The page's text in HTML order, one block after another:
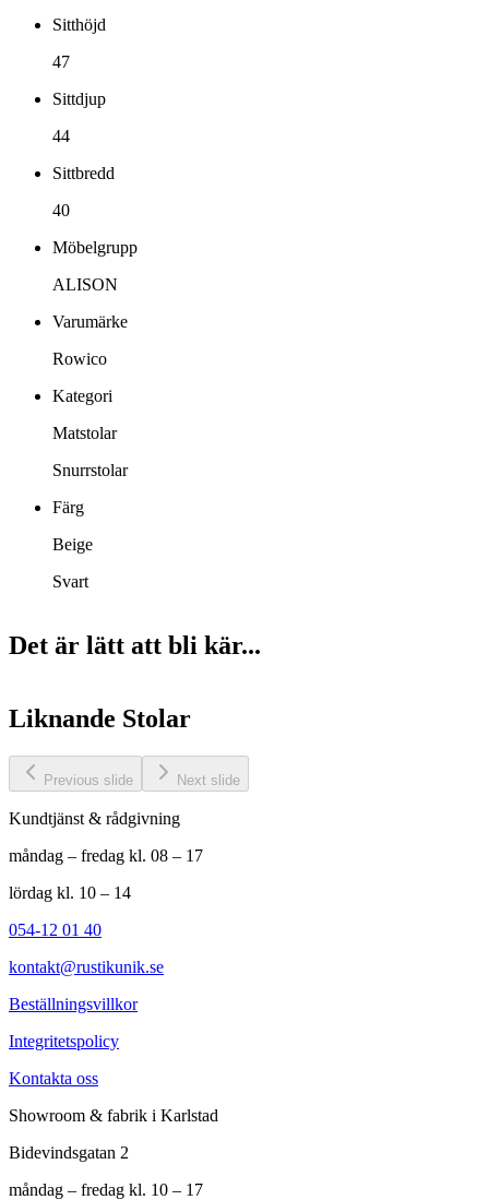
Sitthöjd
47
Sittdjup
44
Sittbredd
40
Möbelgrupp
ALISON
Varumärke
Rowico
Kategori
Matstolar
Snurrstolar
Färg
Beige
Svart
Det är lätt att bli kär...
Liknande Stolar
Previous slide Next slide
Kundtjänst & rådgivning
måndag – fredag kl. 08 – 17
lördag kl. 10 – 14
054-12 01 40
kontakt@rustikunik.se
Beställningsvillkor
Integritetspolicy
Kontakta oss
Showroom & fabrik i Karlstad
Bidevindsgatan 2
måndag – fredag kl. 10 – 17